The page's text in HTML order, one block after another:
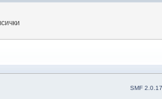
SMF 2.0.17